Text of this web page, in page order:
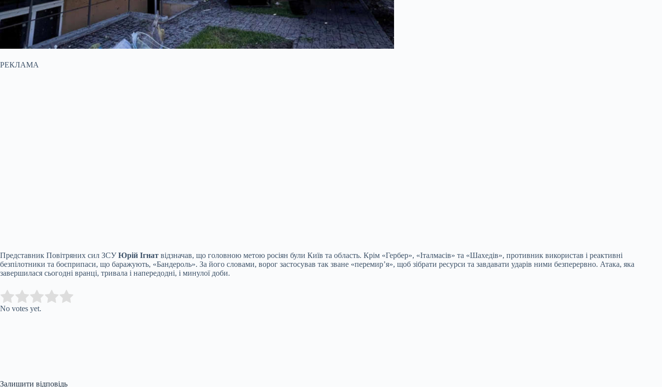
РЕКЛАМА
Представник Повітряних сил ЗСУЮрій Ігнат відзначав, що головною метою росіян були Київ та область. Крім «Гербер», «Італмасів» та «Шахедів», противник використав і реактивні
безпілотники та боєприпаси, що баражують, «Бандероль». За його словами, ворог застосував так зване «перемир’я», щоб зібрати ресурси та завдавати ударів ними безперервно. Атака, яка
завершилася сьогодні вранці, тривала і напередодні, і минулої доби.
Rate this item:
No votes yet.
Залишити відповідь